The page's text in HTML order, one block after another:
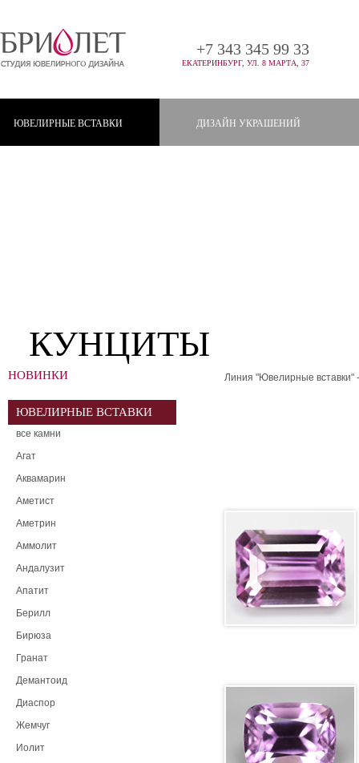
+7 343 345 99 33
ЕКАТЕРИНБУРГ, УЛ. 8 МАРТА, 37
ЮВЕЛИРНЫЕ ВСТАВКИ ДИЗАЙН УКРАШЕНИЙ
КУНЦИТЫ
НОВИНКИ
ЮВЕЛИРНЫЕ ВСТАВКИ
все камни
Агат
Аквамарин
Аметист
Аметрин
Аммолит
Андалузит
Апатит
Берилл
Бирюза
Гранат
Демантоид
Диаспор
Жемчуг
Иолит
Линия "Ювелирные вставки"